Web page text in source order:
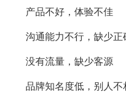
产品不好，体验不佳
沟通能力不行，缺少正
没有流量，缺少客源
品牌知名度低，别人不